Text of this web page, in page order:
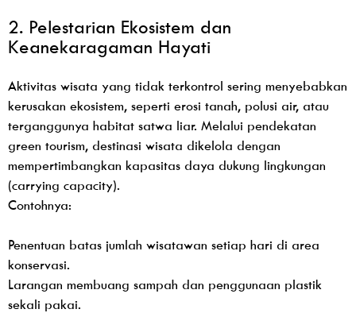
2. Pelestarian Ekosistem dan
Keanekaragaman Hayati
Aktivitas wisata yang tidak terkontrol sering menyebabkan
kerusakan ekosistem, seperti erosi tanah, polusi air, atau
terganggunya habitat satwa liar. Melalui pendekatan
green tourism, destinasi wisata dikelola dengan
mempertimbangkan kapasitas daya dukung lingkungan
(carrying capacity).
Contohnya:
Penentuan batas jumlah wisatawan setiap hari di area
konservasi.
Larangan membuang sampah dan penggunaan plastik
sekali pakai.